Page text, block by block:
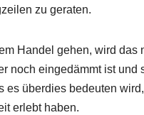
zu geraten.
Handel gehen, wird das
noch eingedämmt ist und
überdies bedeuten
erlebt haben.